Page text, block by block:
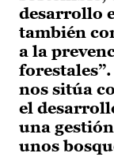
desarrollo
también
a la
nos sitúa
el
una
unos